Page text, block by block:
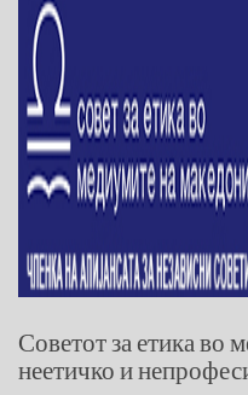
Советот за етика во
неетичко и